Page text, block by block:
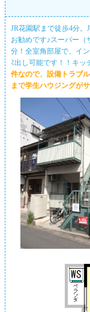
JR花園駅まで徒歩4分
お勧めです♪スーパー（
分！全室角部屋で、イ
ﾐ出し可能です！！キ
件なので、設備トラブ
まで学生ハウジングが